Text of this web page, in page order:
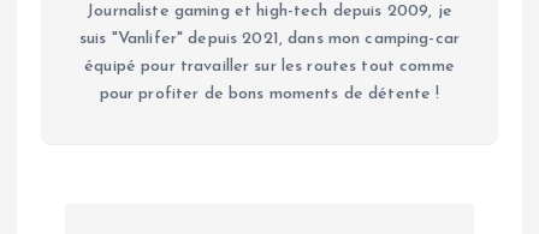
Journaliste gaming et high-tech depuis 2009, je
suis "Vanlifer" depuis 2021, dans mon camping-car
équipé pour travailler sur les routes tout comme
pour profiter de bons moments de détente !